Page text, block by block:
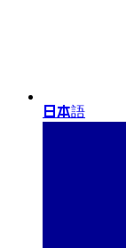
日本語